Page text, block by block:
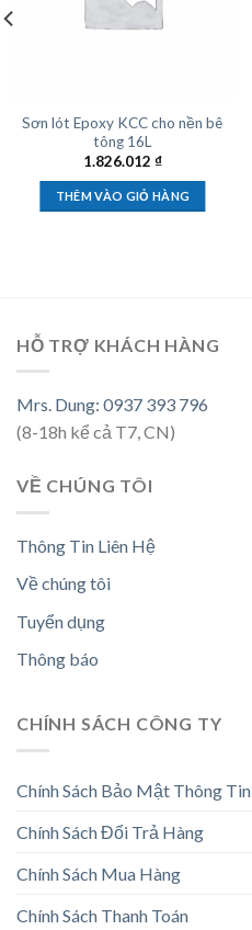
Sơn lót Epoxy KCC cho nền bê
tông 16L
1.826.012 ₫
THÊM VÀO GIỎ HÀNG
HỖ TRỢ KHÁCH HÀNG
Mrs. Dung: 0937 393 796
(8-18h kể cả T7, CN)
VỀ CHÚNG TÔI
Thông Tin Liên Hệ
Về chúng tôi
Tuyển dụng
Thông báo
CHÍNH SÁCH CÔNG TY
Chính Sách Bảo Mật Thông Tin
Chính Sách Đổi Trả Hàng
Chính Sách Mua Hàng
Chính Sách Thanh Toán